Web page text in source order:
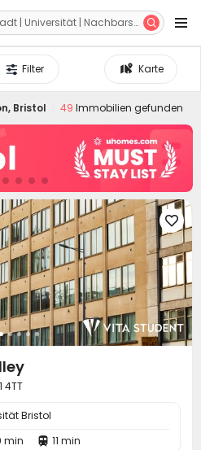

Karte
Filter
Bristol 49 Immobilien gefunden

4TT
Bristol
min  11 min